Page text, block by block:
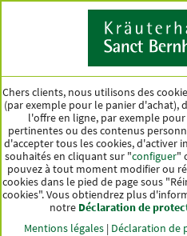
Pays
CATÉGORIES OFFRES
Chers clients, nous utilisons des
(par exemple pour le panier d'achat),
l'offre en ligne, par exemple
pertinentes ou des contenus
d'accepter tous les cookies, d'activer
souhaités en cliquant sur "configuer"
pouvez à tout moment modifier ou
cookies dans le pied de page sous
cookies". Vous obtiendrez plus
notre Déclaration de
Mentions légales| Déclaration de